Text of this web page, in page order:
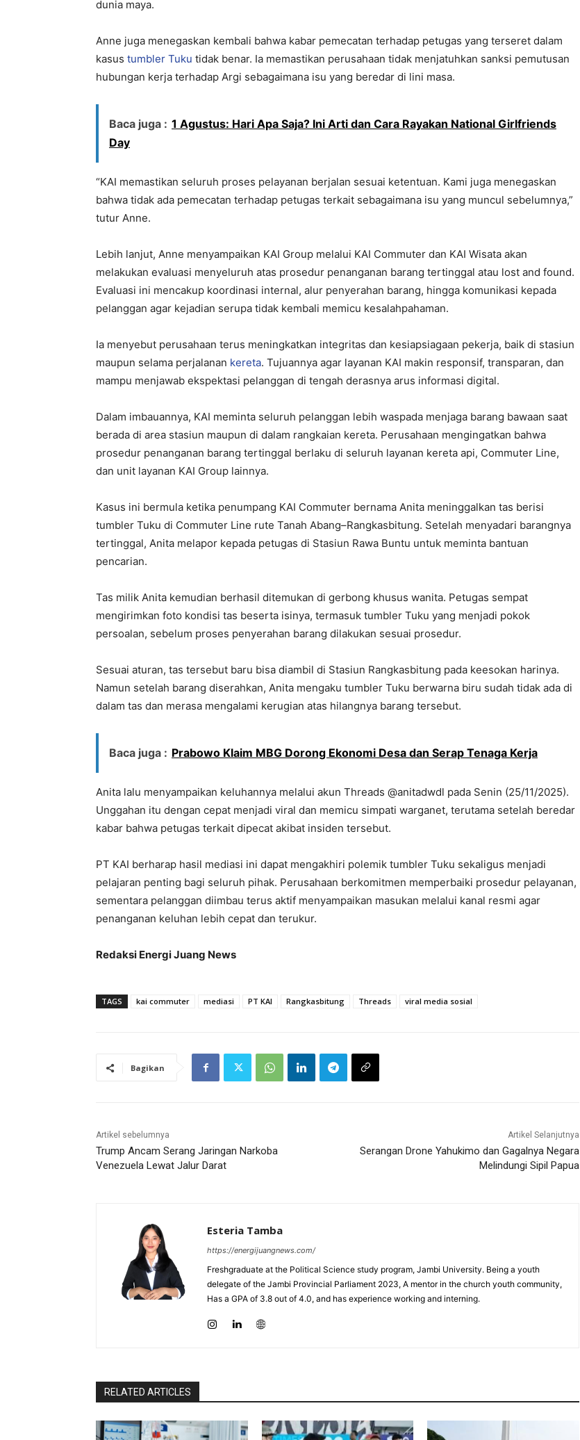
dunia maya.
Anne juga menegaskan kembali bahwa kabar pemecatan terhadap petugas yang terseret dalam
kasus tumbler Tuku tidak benar. Ia memastikan perusahaan tidak menjatuhkan sanksi pemutusan
hubungan kerja terhadap Argi sebagaimana isu yang beredar di lini masa.
Baca juga : 1 Agustus: Hari Apa Saja? Ini Arti dan Cara Rayakan National Girlfriends
Day
“KAI memastikan seluruh proses pelayanan berjalan sesuai ketentuan. Kami juga menegaskan
bahwa tidak ada pemecatan terhadap petugas terkait sebagaimana isu yang muncul sebelumnya,”
tutur Anne.
Lebih lanjut, Anne menyampaikan KAI Group melalui KAI Commuter dan KAI Wisata akan
melakukan evaluasi menyeluruh atas prosedur penanganan barang tertinggal atau lost and found.
Evaluasi ini mencakup koordinasi internal, alur penyerahan barang, hingga komunikasi kepada
pelanggan agar kejadian serupa tidak kembali memicu kesalahpahaman.
Ia menyebut perusahaan terus meningkatkan integritas dan kesiapsiagaan pekerja, baik di stasiun
maupun selama perjalanan kereta. Tujuannya agar layanan KAI makin responsif, transparan, dan
mampu menjawab ekspektasi pelanggan di tengah derasnya arus informasi digital.
Dalam imbauannya, KAI meminta seluruh pelanggan lebih waspada menjaga barang bawaan saat
berada di area stasiun maupun di dalam rangkaian kereta. Perusahaan mengingatkan bahwa
prosedur penanganan barang tertinggal berlaku di seluruh layanan kereta api, Commuter Line,
dan unit layanan KAI Group lainnya.
Kasus ini bermula ketika penumpang KAI Commuter bernama Anita meninggalkan tas berisi
tumbler Tuku di Commuter Line rute Tanah Abang–Rangkasbitung. Setelah menyadari barangnya
tertinggal, Anita melapor kepada petugas di Stasiun Rawa Buntu untuk meminta bantuan
pencarian.
Tas milik Anita kemudian berhasil ditemukan di gerbong khusus wanita. Petugas sempat
mengirimkan foto kondisi tas beserta isinya, termasuk tumbler Tuku yang menjadi pokok
persoalan, sebelum proses penyerahan barang dilakukan sesuai prosedur.
Sesuai aturan, tas tersebut baru bisa diambil di Stasiun Rangkasbitung pada keesokan harinya.
Namun setelah barang diserahkan, Anita mengaku tumbler Tuku berwarna biru sudah tidak ada di
dalam tas dan merasa mengalami kerugian atas hilangnya barang tersebut.
Baca juga : Prabowo Klaim MBG Dorong Ekonomi Desa dan Serap Tenaga Kerja
Anita lalu menyampaikan keluhannya melalui akun Threads @anitadwdl pada Senin (25/11/2025).
Unggahan itu dengan cepat menjadi viral dan memicu simpati warganet, terutama setelah beredar
kabar bahwa petugas terkait dipecat akibat insiden tersebut.
PT KAI berharap hasil mediasi ini dapat mengakhiri polemik tumbler Tuku sekaligus menjadi
pelajaran penting bagi seluruh pihak. Perusahaan berkomitmen memperbaiki prosedur pelayanan,
sementara pelanggan diimbau terus aktif menyampaikan masukan melalui kanal resmi agar
penanganan keluhan lebih cepat dan terukur.
Redaksi Energi Juang News
TAGS kai commuter mediasi PT KAI Rangkasbitung Threads viral media sosial
Bagikan
Artikel sebelumnya
Trump Ancam Serang Jaringan Narkoba
Venezuela Lewat Jalur Darat
Artikel Selanjutnya
Serangan Drone Yahukimo dan Gagalnya Negara
Melindungi Sipil Papua
Esteria Tamba
https://energijuangnews.com/
Freshgraduate at the Political Science study program, Jambi University. Being a youth
delegate of the Jambi Provincial Parliament 2023, A mentor in the church youth community,
Has a GPA of 3.8 out of 4.0, and has experience working and interning.
RELATED ARTICLES